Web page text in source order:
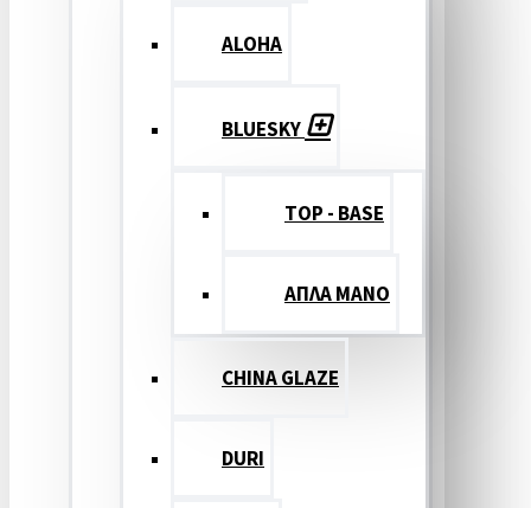
ALOHA
BLUESKY
TOP - BASE
ΑΠΛΑ ΜΑΝΟ
CHINA GLAZE
DURI